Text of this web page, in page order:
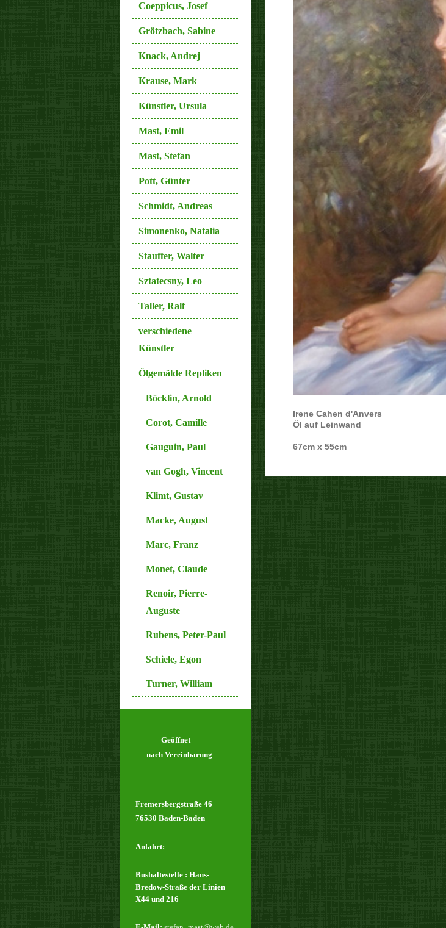
Irene Cahen d'Anvers
Öl auf Leinwand
67cm x 55cm
Coeppicus, Josef
Grötzbach, Sabine
Knack, Andrej
Krause, Mark
Künstler, Ursula
Mast, Emil
Mast, Stefan
Pott, Günter
Schmidt, Andreas
Simonenko, Natalia
Stauffer, Walter
Sztatecsny, Leo
Taller, Ralf
verschiedene
Künstler
Ölgemälde Repliken
Böcklin, Arnold
Corot, Camille
Gauguin, Paul
van Gogh, Vincent
Klimt, Gustav
Macke, August
Marc, Franz
Monet, Claude
Renoir, Pierre-
Auguste
Rubens, Peter-Paul
Schiele, Egon
Turner, William
Geöffnet
nach Vereinbarung
Fremersbergstraße 46
76530 Baden-Baden
Anfahrt:
Bushaltestelle : Hans-
Bredow-Straße der Linien
X44 und 216